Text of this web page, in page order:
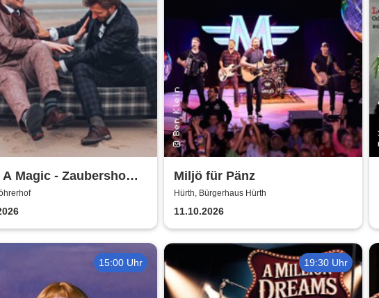
A Magic - Zaubershow
Rudolph und Nico
Miljö für Pänz
Hürth, Bürgerhaus Hürth
11.10.2026
15:00 Uhr 19:30 Uhr